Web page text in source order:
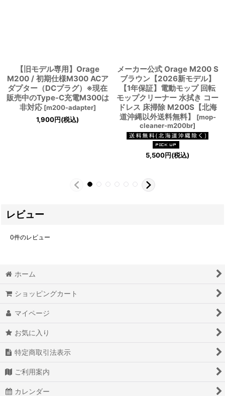
【旧モデル専用】Orage
M200 / 初期仕様M300 ACア
ダプター（DCプラグ）※現在
販売中のType-C充電M300は
非対応 [m200-adapter]
1,900円(税込)
メーカー公式 Orage M200 S
ブラウン【2026新モデル】
【1年保証】電動モップ 回転
モップクリーナー 水拭き コー
ドレス 床掃除 M200S【北海
道沖縄以外送料無料】
[mop-
cleaner-m200br]
5,500円(税込)
レビュー
0件のレビュー
ホーム
ショッピングカート
マイページ
お気に入り
特定商取引法表示
ご利用案内
カレンダー